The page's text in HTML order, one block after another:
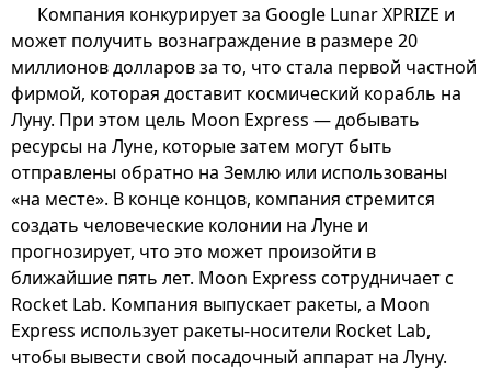
Компания конкурирует за Google Lunar XPRIZE и
может получить вознаграждение в размере 20
миллионов долларов за то, что стала первой частной
фирмой, которая доставит космический корабль на
Луну. При этом цель Moon Express — добывать
ресурсы на Луне, которые затем могут быть
отправлены обратно на Землю или использованы
«на месте». В конце концов, компания стремится
создать человеческие колонии на Луне и
прогнозирует, что это может произойти в
ближайшие пять лет. Moon Express сотрудничает с
Rocket Lab. Компания выпускает ракеты, а Moon
Express использует ракеты-носители Rocket Lab,
чтобы вывести свой посадочный аппарат на Луну.